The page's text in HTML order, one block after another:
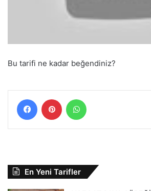
Bu tarifi ne kadar beğendiniz?
FacebookPinterest
En Yeni Tarifler